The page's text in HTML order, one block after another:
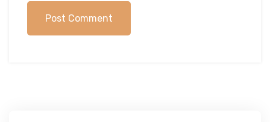
Post Comment